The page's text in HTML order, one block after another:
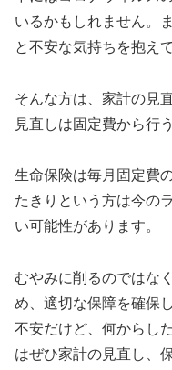
いるかもしれません。
と不安な気持ちを抱え
そんな方は、家計の見
見直しは固定費から行
生命保険は毎月固定費
たきりという方は今の
い可能性があります。
むやみに削るのではな
め、適切な保障を確保
不安だけど、何からし
はぜひ家計の見直し、